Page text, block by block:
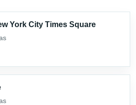
York City Times Square